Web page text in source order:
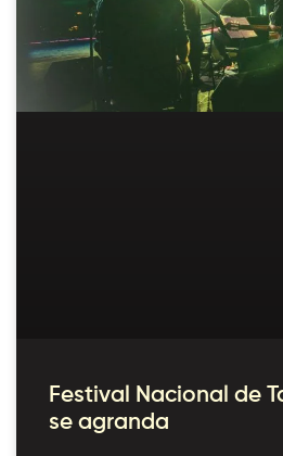
Festival Nacional de
se agranda